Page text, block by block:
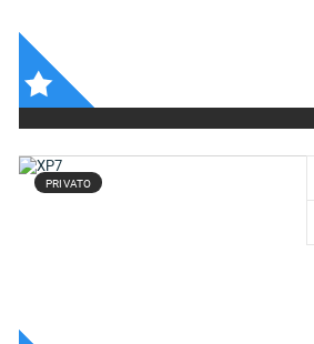
PRIVATO